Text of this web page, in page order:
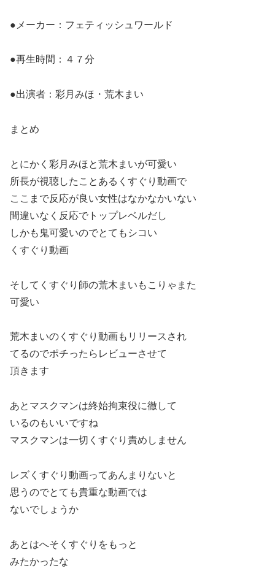
●メーカー：フェティッシュワールド
●再生時間：４７分
●出演者：彩月みほ・荒木まい
まとめ
とにかく彩月みほと荒木まいが可愛い
所長が視聴したことあるくすぐり動画で
ここまで反応が良い女性はなかなかいない
間違いなく反応でトップレベルだし
しかも鬼可愛いのでとてもシコい
くすぐり動画
そしてくすぐり師の荒木まいもこりゃまた
可愛い
荒木まいのくすぐり動画もリリースされ
てるのでポチったらレビューさせて
頂きます
あとマスクマンは終始拘束役に徹して
いるのもいいですね
マスクマンは一切くすぐり責めしません
レズくすぐり動画ってあんまりないと
思うのでとても貴重な動画では
ないでしょうか
あとはへそくすぐりをもっと
みたかったな